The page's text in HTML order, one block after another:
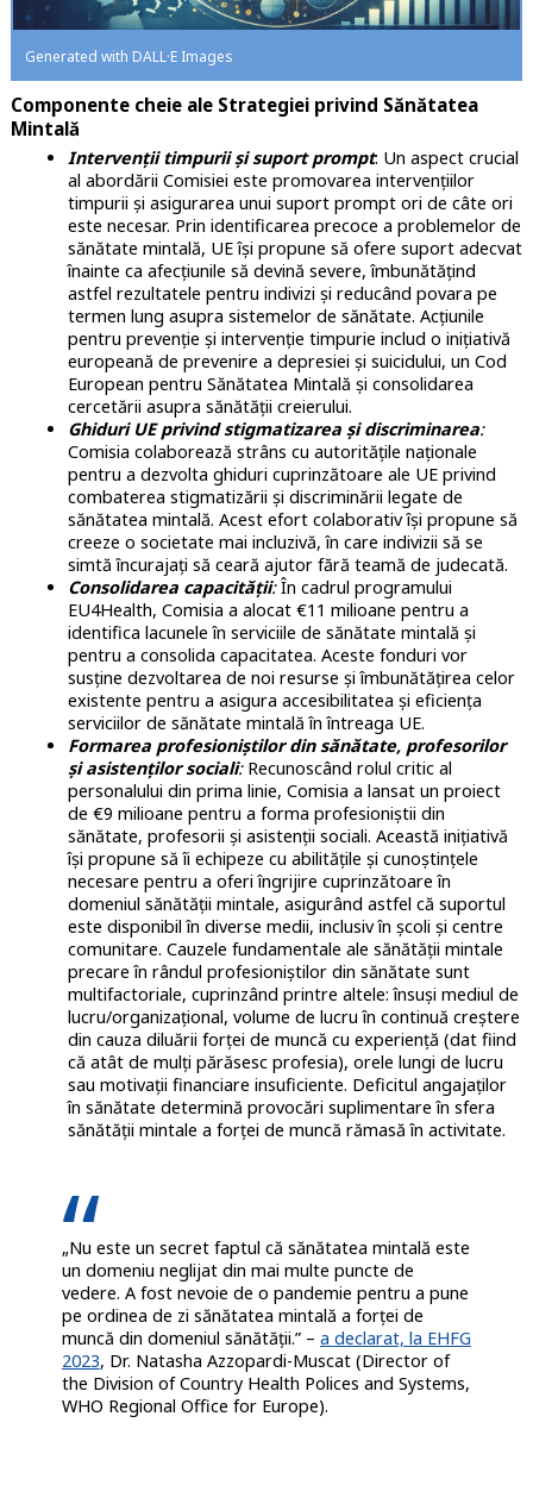
Generated with DALL·E Images
Componente cheie ale Strategiei privind Sănătatea
Mintală
Intervenții timpurii și suport prompt: Un aspect crucial
al abordării Comisiei este promovarea intervențiilor
timpurii și asigurarea unui suport prompt ori de câte ori
este necesar. Prin identificarea precoce a problemelor de
sănătate mintală, UE își propune să ofere suport adecvat
înainte ca afecțiunile să devină severe, îmbunătățind
astfel rezultatele pentru indivizi și reducând povara pe
termen lung asupra sistemelor de sănătate. Acțiunile
pentru prevenție și intervenție timpurie includ o inițiativă
europeană de prevenire a depresiei și suicidului, un Cod
European pentru Sănătatea Mintală și consolidarea
cercetării asupra sănătății creierului.
Ghiduri UE privind stigmatizarea și discriminarea:
Comisia colaborează strâns cu autoritățile naționale
pentru a dezvolta ghiduri cuprinzătoare ale UE privind
combaterea stigmatizării și discriminării legate de
sănătatea mintală. Acest efort colaborativ își propune să
creeze o societate mai incluzivă, în care indivizii să se
simtă încurajați să ceară ajutor fără teamă de judecată.
Consolidarea capacității:În cadrul programului
EU4Health, Comisia a alocat €11 milioane pentru a
identifica lacunele în serviciile de sănătate mintală și
pentru a consolida capacitatea. Aceste fonduri vor
susține dezvoltarea de noi resurse și îmbunătățirea celor
existente pentru a asigura accesibilitatea și eficiența
serviciilor de sănătate mintală în întreaga UE.
Formarea profesioniștilor din sănătate, profesorilor
și asistenților sociali: Recunoscând rolul critic al
personalului din prima linie, Comisia a lansat un proiect
de €9 milioane pentru a forma profesioniștii din
sănătate, profesorii și asistenții sociali. Această inițiativă
își propune să îi echipeze cu abilitățile și cunoștințele
necesare pentru a oferi îngrijire cuprinzătoare în
domeniul sănătății mintale, asigurând astfel că suportul
este disponibil în diverse medii, inclusiv în școli și centre
comunitare. Cauzele fundamentale ale sănătății mintale
precare în rândul profesioniștilor din sănătate sunt
multifactoriale, cuprinzând printre altele: însuși mediul de
lucru/organizațional, volume de lucru în continuă creștere
din cauza diluării forței de muncă cu experiență (dat fiind
că atât de mulți părăsesc profesia), orele lungi de lucru
sau motivații financiare insuficiente. Deficitul angajaților
în sănătate determină provocări suplimentare în sfera
sănătății mintale a forței de muncă rămasă în activitate.
„Nu este un secret faptul că sănătatea mintală este
un domeniu neglijat din mai multe puncte de
vedere. A fost nevoie de o pandemie pentru a pune
pe ordinea de zi sănătatea mintală a forței de
muncă din domeniul sănătății.” – a declarat, la EHFG
2023, Dr. Natasha Azzopardi-Muscat (Director of
the Division of Country Health Polices and Systems,
WHO Regional Office for Europe).